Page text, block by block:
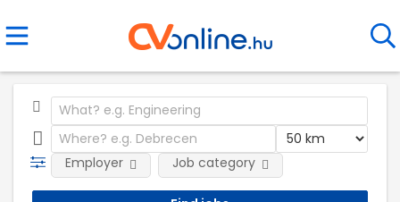
Employer Job category